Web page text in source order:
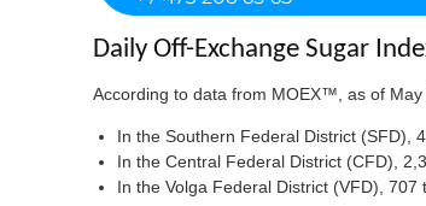
Daily Off-Exchange Sugar
According to data from MOEX™, as of May
In the Southern Federal District (SFD),
In the Central Federal District (CFD),
In the Volga Federal District (VFD),